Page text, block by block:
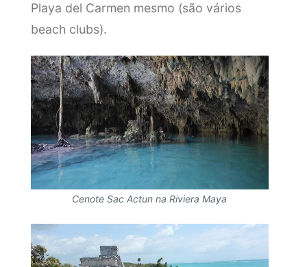
Playa del Carmen mesmo (são vários
beach clubs).
Cenote Sac Actun na Riviera Maya